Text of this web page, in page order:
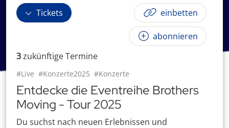
Tickets einbetten
abonnieren
3zukünftigeTermine
#Live #Konzerte2025 #Konzerte
Entdecke die Eventreihe Brothers
Moving - Tour 2025
Du suchst nach neuen Erlebnissen und